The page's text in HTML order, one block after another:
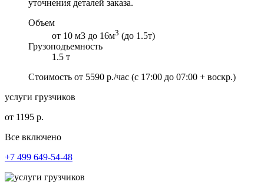
уточнения деталей заказа.
Объем
от 10 м3 до 16м3 (до 1.5т)
Грузоподъемность
1.5 т
Стоимость от 5590 р./час (с 17:00 до 07:00 + воскр.)
услуги грузчиков
от 1195 р.
Все включено
+7 499 649-54-48